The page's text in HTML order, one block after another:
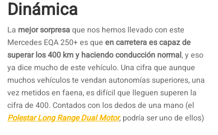
Dinámica
La mejor sorpresaque nos hemos llevado con este
Mercedes EQA 250+ es que en carretera es capaz de
superar los 400 km y haciendo conducción normal, y eso
ya dice mucho de este vehículo. Una cifra que aunque
muchos vehículos te vendan autonomías superiores, una
vez metidos en faena, es difícil que lleguen superen la
cifra de 400. Contados con los dedos de una mano (el
Polestar Long Range Dual Motor, podría ser uno de ellos)